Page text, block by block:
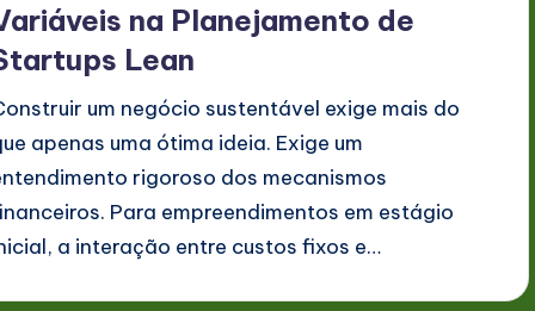
na Planejamento de
Lean
um negócio sustentável exige mais do
apenas uma ótima ideia. Exige um
rigoroso dos mecanismos
Para empreendimentos em estágio
a interação entre custos fixos e…